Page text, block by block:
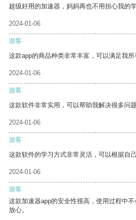
超级好用的加速器，妈妈再也不用担心我的
2024-01-06
游客
这款app的商品种类非常丰富，可以满足我所
2024-01-06
游客
这款软件非常实用，可以帮助我解决很多问题
2024-01-06
游客
这款软件的学习方式非常灵活，可以根据自
2024-01-06
游客
这款加速器app的安全性很高，使用过程中
放心。